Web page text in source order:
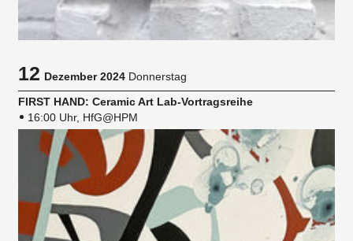
12Dezember 2024 Donnerstag
FIRST HAND: Ceramic Art Lab-Vortragsreihe
16:00 Uhr, HfG@HPM